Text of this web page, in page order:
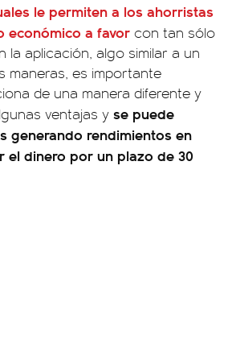
le permiten a los ahorristas
económico a favor con tan sólo
la aplicación, algo similar a un
maneras, es importante
de una manera diferente y
ventajas y se puede
generando rendimientos en
el dinero por un plazo de 30